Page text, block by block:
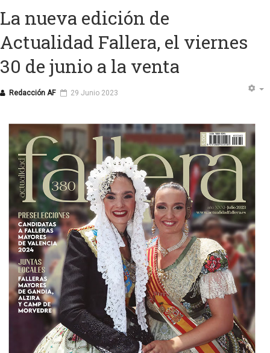
La nueva edición de
Actualidad Fallera, el viernes
30 de junio a la venta
Redacción AF 29 Junio 2023